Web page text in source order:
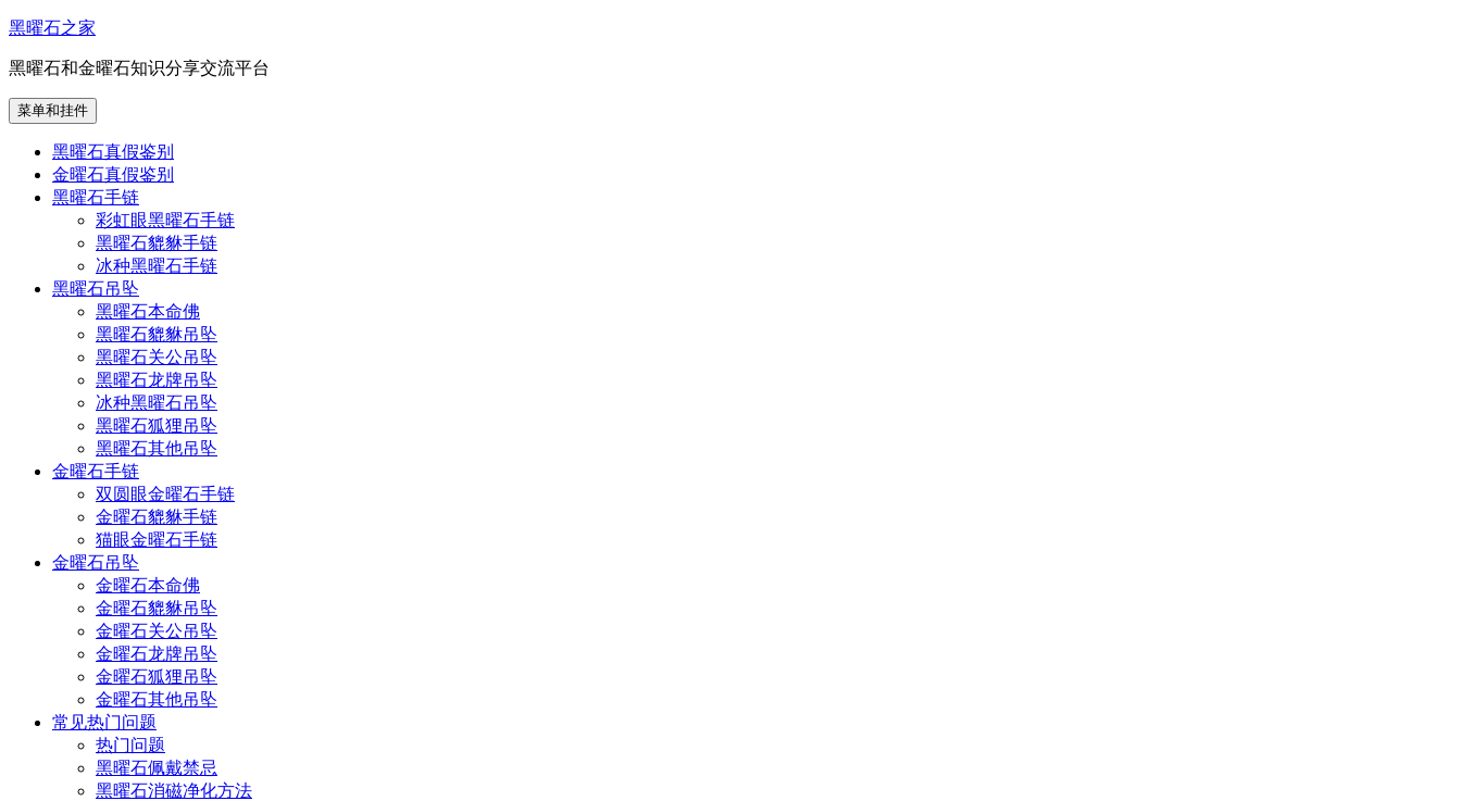
跳
内
容
黑曜石之家
黑曜石和金曜石知识分享交流平台
菜单和挂件
黑曜石真假鉴别
金曜石真假鉴别
黑曜石手链
彩虹眼黑曜石手链
黑曜石貔貅手链
冰种黑曜石手链
黑曜石吊坠
黑曜石本命佛
黑曜石貔貅吊坠
黑曜石关公吊坠
黑曜石龙牌吊坠
冰种黑曜石吊坠
黑曜石狐狸吊坠
黑曜石其他吊坠
金曜石手链
双圆眼金曜石手链
金曜石貔貅手链
猫眼金曜石手链
金曜石吊坠
金曜石本命佛
金曜石貔貅吊坠
金曜石关公吊坠
金曜石龙牌吊坠
金曜石狐狸吊坠
金曜石其他吊坠
常见热门问题
热门问题
黑曜石佩戴禁忌
黑曜石消磁净化方法